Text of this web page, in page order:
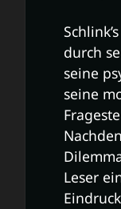
durch
seine
seine
Leser